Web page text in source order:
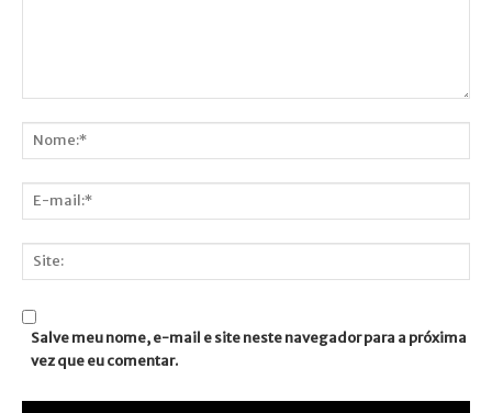
mail:*
Salve meu nome, e-mail e site neste navegador para a próxima
vez que eu comentar.